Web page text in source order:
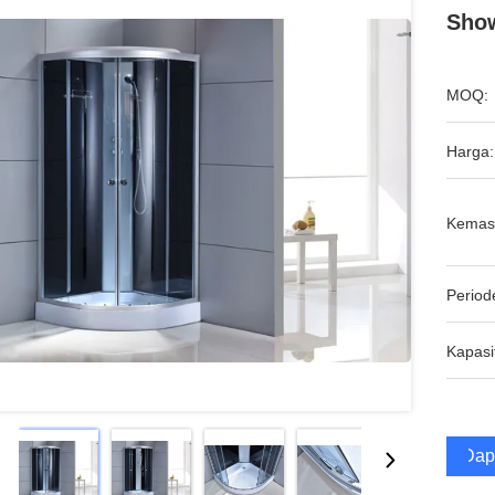
MOQ:
Harga: